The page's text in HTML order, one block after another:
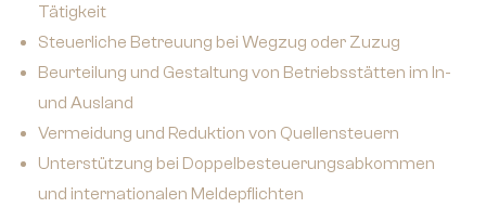
Tätigkeit
Steuerliche Betreuung bei Wegzug oder Zuzug
Beurteilung und Gestaltung von Betriebsstätten im In-
und Ausland
Vermeidung und Reduktion von Quellensteuern
Unterstützung bei Doppelbesteuerungsabkommen
und internationalen Meldepflichten